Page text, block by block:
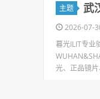
主题 武
2026-07-
暮光ILIT专业
光、正品镜